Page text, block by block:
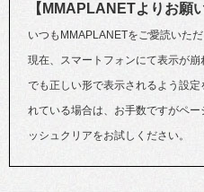
【MMAPLANETよりお願い
いつもMMAPLANETをご愛読いた
現在、スマートフォンにて表示が
でも正しい形で表示されるよう設
れている場合は、お手数ですがペ
ッシュクリアをお試しください。